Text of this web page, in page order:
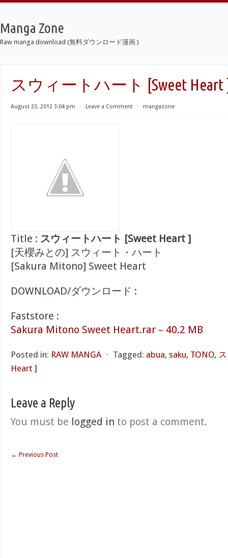
Manga Zone
Raw manga download (無料ダウンロード漫画 )
スウィートハート [Sweet Heart
August 23, 2012 3:04 pm ⋅ Leave a Comment ⋅ mangazone
Title : スウィートハート [Sweet Heart ]
[天櫻みとの] スウィート・ハート
[Sakura Mitono] Sweet Heart
DOWNLOAD/ダウンロード :
Faststore :
Sakura Mitono Sweet Heart.rar – 40.2 MB
Posted in: RAW MANGA ⋅ Tagged: abua, saku, TONO,
Heart ]
Leave a Reply
You must be logged in to post a comment.
← Previous Post